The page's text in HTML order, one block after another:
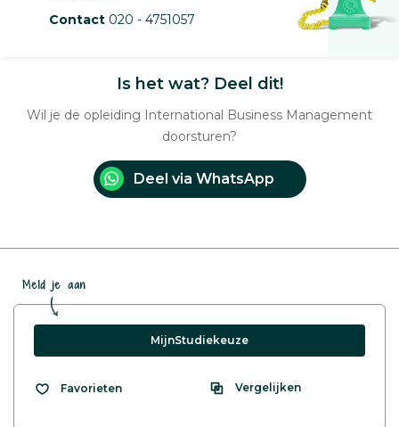
Contact 020 - 4751057
Is het wat? Deel dit!
Wil je de opleiding International Business Management
doorsturen?
Deel via WhatsApp
Meld je aan
MijnStudiekeuze
Favorieten Vergelijken